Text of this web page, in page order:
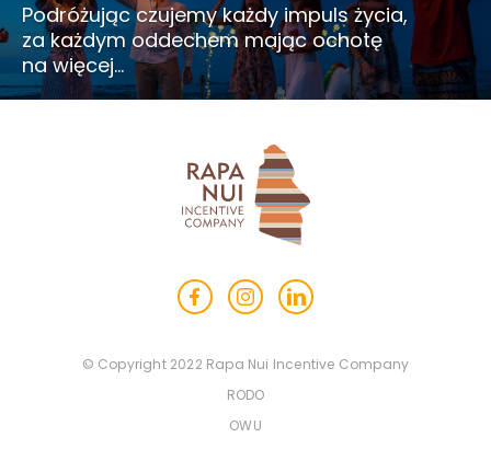
Podróżując czujemy każdy impuls życia,
za każdym oddechem mając ochotę
na więcej…
© Copyright 2022 Rapa Nui Incentive Company
RODO
OWU